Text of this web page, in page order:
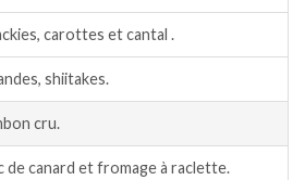
carottes et cantal .
shiitakes.
cru.
de canard et fromage à raclette.